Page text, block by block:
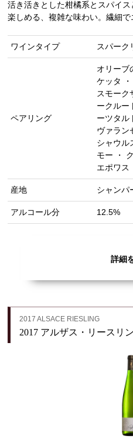
活き活きとした柑橘系とスパイ
楽しめる、複雑な味わい。繊細で
ワインタイプ スパーク
ペアリング
オリーブ
ケッタ
スモーク
ークルー
ーツタル
ヴァラン
シャウル
モー ・
エポワス
産地 シャンパ
アルコール分 12.5%
詳細
2017 ALSACE RIESLING
2017 アルザス・リースリ